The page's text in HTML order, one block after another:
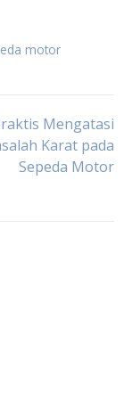
motor
Mengatasi
Karat pada
Sepeda Motor